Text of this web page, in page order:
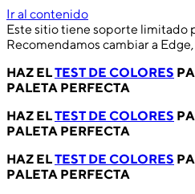
Ir al contenido
Este sitio tiene soporte limitado
Recomendamos cambiar a
HAZ ELTEST DE COLORES
PALETA PERFECTA
HAZ ELTEST DE COLORES
PALETA PERFECTA
HAZ ELTEST DE COLORES
PALETA PERFECTA